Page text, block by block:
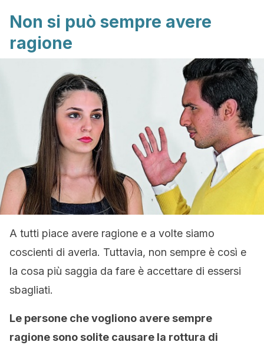
Non si può sempre avere
ragione
A tutti piace avere ragione e a volte siamo
coscienti di averla. Tuttavia, non sempre è così e
la cosa più saggia da fare è accettare di essersi
sbagliati.
Le persone che vogliono avere sempre
ragione sono solite causare la rottura di